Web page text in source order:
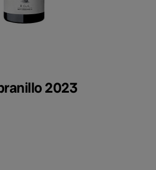
2023